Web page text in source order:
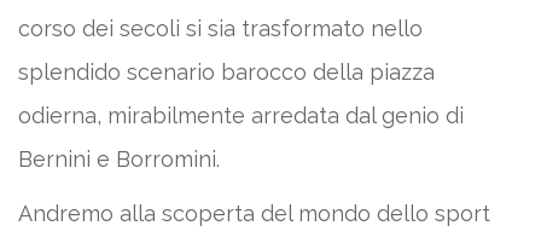
corso dei secoli si sia trasformato nello
splendido scenario barocco della piazza
odierna, mirabilmente arredata dal genio di
Bernini e Borromini.
Andremo alla scoperta del mondo dello sport